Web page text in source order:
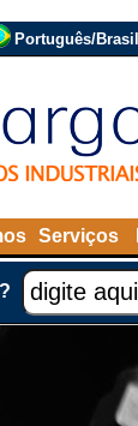
Português/Brasil
Serviços